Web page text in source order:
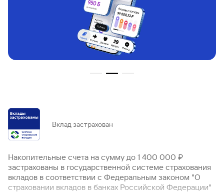
Вклад застрахован
Накопительные счета на сумму до 1 400 000 ₽
застрахованы в государственной системе страхования
вкладов в соответствии с Федеральным законом "О
страховании вкладов в банках Российской Федерации"